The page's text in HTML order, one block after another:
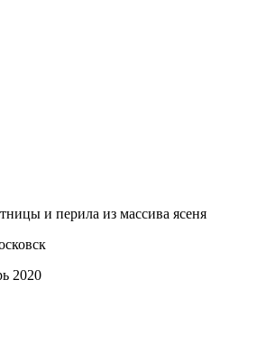
и перила из массива ясеня
2020